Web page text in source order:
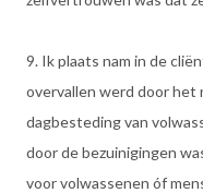
9. Ik plaats nam in de
overvallen werd door het
dagbesteding van
door de bezuinigingen
voor volwassenen óf